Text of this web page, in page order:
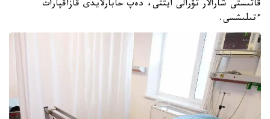
قاتىستى شارالار تۋرالى ايتتى، دەپ حابارلايدى قازاقپارات
ءتىلىشسى.